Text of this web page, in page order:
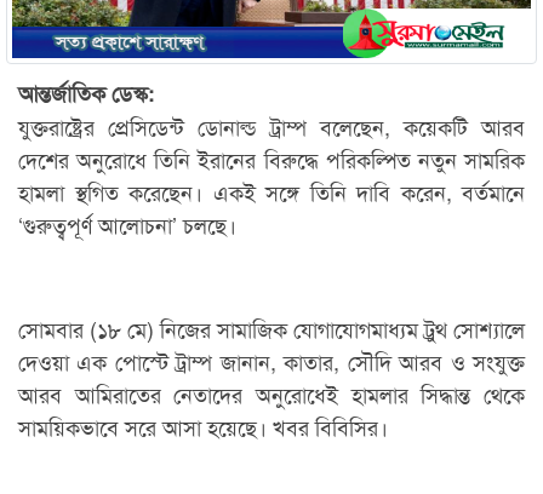
আন্তর্জাতিক ডেস্ক:
যুক্তরাষ্ট্রের প্রেসিডেন্ট ডোনাল্ড ট্রাম্প বলেছেন, কয়েকটি আরব
দেশের অনুরোধে তিনি ইরানের বিরুদ্ধে পরিকল্পিত নতুন সামরিক
হামলা স্থগিত করেছেন। একই সঙ্গে তিনি দাবি করেন, বর্তমানে
‘গুরুত্বপূর্ণ আলোচনা’ চলছে।
সোমবার (১৮ মে) নিজের সামাজিক যোগাযোগমাধ্যম ট্রুথ সোশ্যালে
দেওয়া এক পোস্টে ট্রাম্প জানান, কাতার, সৌদি আরব ও সংযুক্ত
আরব আমিরাতের নেতাদের অনুরোধেই হামলার সিদ্ধান্ত থেকে
সাময়িকভাবে সরে আসা হয়েছে। খবর বিবিসির।